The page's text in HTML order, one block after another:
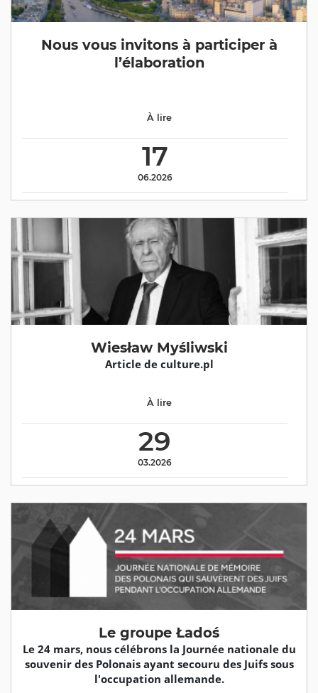
Nous vous invitons à participer à
l’élaboration
17
06.2026
À lire
Wiesław Myśliwski
Article de culture.pl
29
03.2026
À lire
Le groupe Ładoś
Le 24 mars, nous célébrons la Journée nationale du
souvenir des Polonais ayant secouru des Juifs sous
l'occupation allemande.